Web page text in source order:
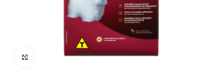
Clic para ampliar